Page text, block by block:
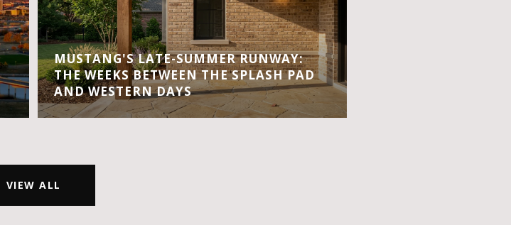
MUSTANG'S LATE-SUMMER RUNWAY:
THE WEEKS BETWEEN THE SPLASH PAD
AND WESTERN DAYS
VIEW ALL